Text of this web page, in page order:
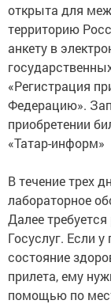
открыта для
территорию
анкету в
«Регистрация
Федерацию».
приобретении
«Татар-информ»
В течение трех
лабораторное
Далее
Госуслуг. Если
состояние
прилета, ему
помощью по